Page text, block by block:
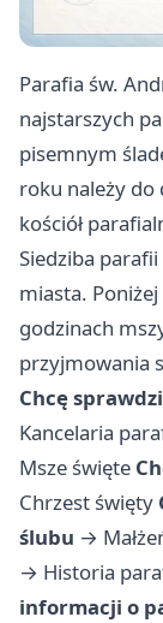
Parafia św.
najstarszych
pisemnym
roku należy do
kościół
Siedziba
miasta.
godzinach
przyjmowania
Chcę
Kancelaria
Msze święte
Chrzest święty
ślubu →
→ Historia
informacji o